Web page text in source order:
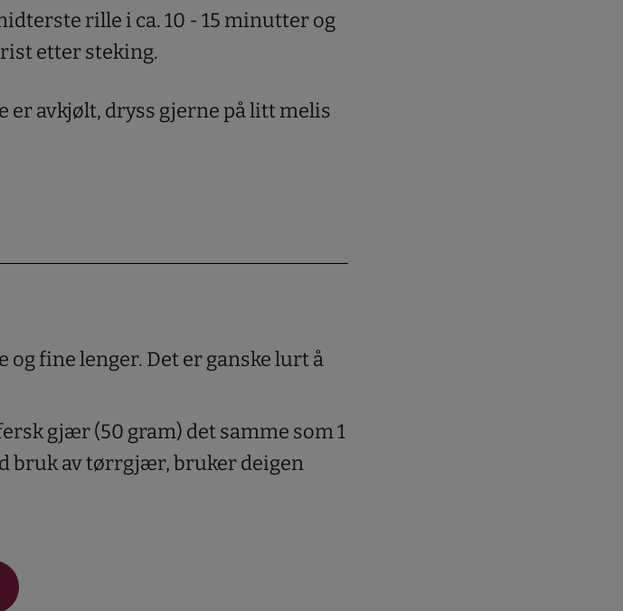
rille i ca. 10 - 15 minutter og
etter steking.
er avkjølt, dryss gjerne på litt melis
og fine lenger. Det er ganske lurt å
gjær (50 gram) det samme som 1
bruk av tørrgjær, bruker deigen